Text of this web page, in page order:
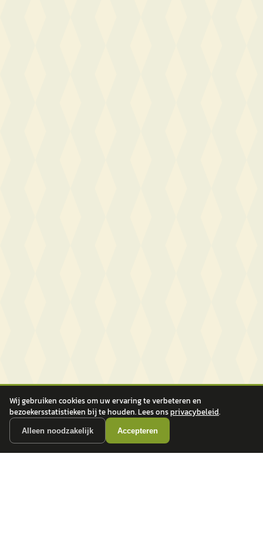
Wij gebruiken cookies om uw ervaring te verbeteren en
bezoekersstatistieken bij te houden. Lees onsprivacybeleid.
Alleen noodzakelijk Accepteren